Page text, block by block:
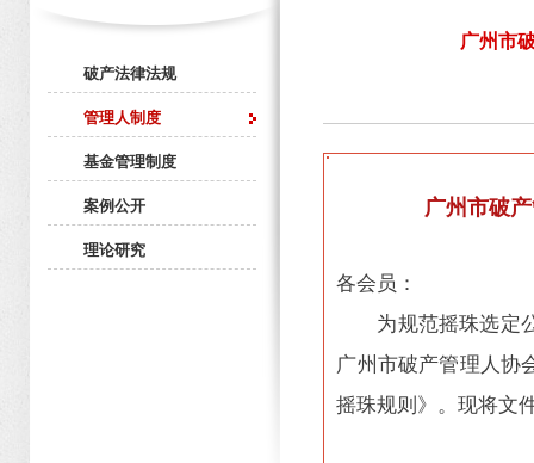
破产法律法规
管理人制度
基金管理制度
案例公开
理论研究
广州市
广州市破
各会员：
为规范摇珠选定
广州市破产管理人协
摇珠规则 》。现将文